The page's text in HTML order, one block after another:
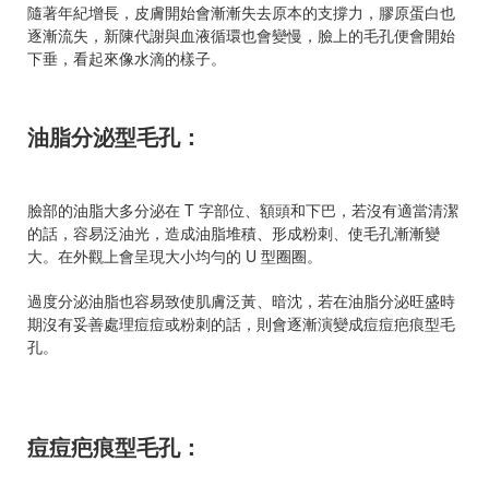
隨著年紀增長，皮膚開始會漸漸失去原本的支撐力，膠原蛋白也
逐漸流失，新陳代謝與血液循環也會變慢，臉上的毛孔便會開始
下垂，看起來像水滴的樣子。
油脂分泌型毛孔：
臉部的油脂大多分泌在 T 字部位、額頭和下巴，若沒有適當清潔
的話，容易泛油光，造成油脂堆積、形成粉刺、使毛孔漸漸變
大。在外觀上會呈現大小均勻的 U 型圈圈。
過度分泌油脂也容易致使肌膚泛黃、暗沈，若在油脂分泌旺盛時
期沒有妥善處理痘痘或粉刺的話，則會逐漸演變成痘痘疤痕型毛
孔。
痘痘疤痕型毛孔：